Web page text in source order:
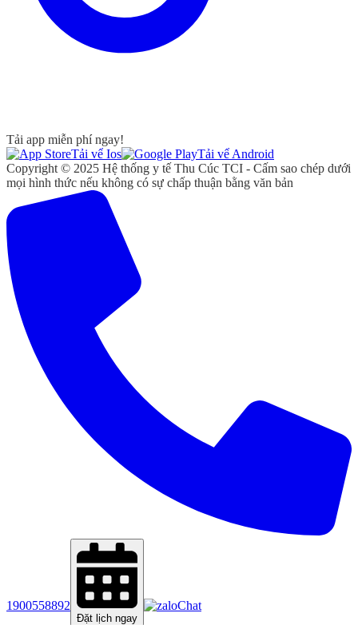
Tải app miễn phí ngay!
Tải vể Ios
Tải vể Android
Copyright © 2025 Hệ thống y tế Thu Cúc TCI - Cấm sao chép dưới
mọi hình thức nếu không có sự chấp thuận bằng văn bản
1900558892
Đặt lịch ngay
Chat